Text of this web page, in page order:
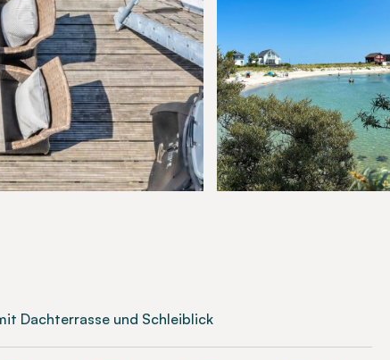
Dachterrasse und Schleiblick